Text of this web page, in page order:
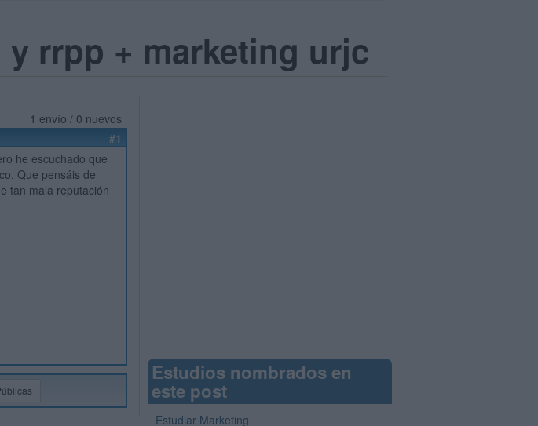
rrpp + marketing urjc
1 envío / 0 nuevos
#1
he escuchado que
Que pensáis de
tan mala reputación
Estudios nombrados en
este post
Estudiar Marketing